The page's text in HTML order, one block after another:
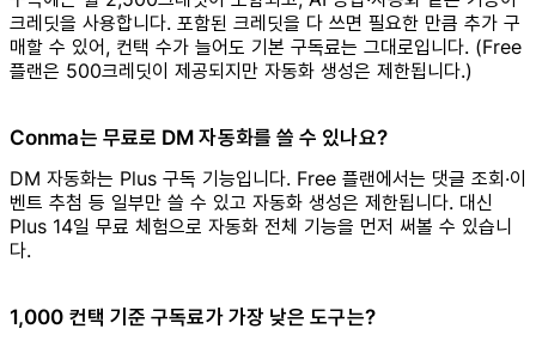
크레딧을 사용합니다. 포함된 크레딧을 다 쓰면 필요한 만큼 추가 구
매할 수 있어, 컨택 수가 늘어도 기본 구독료는 그대로입니다. (Free
플랜은 500크레딧이 제공되지만 자동화 생성은 제한됩니다.)
Conma는 무료로 DM 자동화를 쓸 수 있나요?
DM 자동화는 Plus 구독 기능입니다. Free 플랜에서는 댓글 조회·이
벤트 추첨 등 일부만 쓸 수 있고 자동화 생성은 제한됩니다. 대신
Plus 14일 무료 체험으로 자동화 전체 기능을 먼저 써볼 수 있습니
다.
1,000 컨택 기준 구독료가 가장 낮은 도구는?